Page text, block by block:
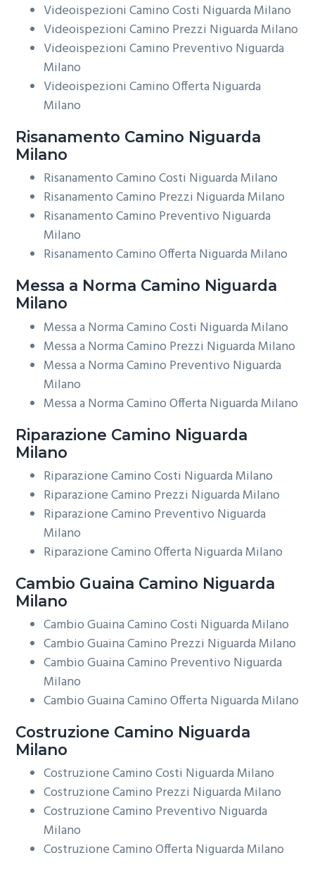
Videoispezioni Camino Costi Niguarda Milano
Videoispezioni Camino Prezzi Niguarda Milano
Videoispezioni Camino Preventivo Niguarda
Milano
Videoispezioni Camino Offerta Niguarda
Milano
Risanamento Camino Niguarda
Milano
Risanamento Camino Costi Niguarda Milano
Risanamento Camino Prezzi Niguarda Milano
Risanamento Camino Preventivo Niguarda
Milano
Risanamento Camino Offerta Niguarda Milano
Messa a Norma Camino Niguarda
Milano
Messa a Norma Camino Costi Niguarda Milano
Messa a Norma Camino Prezzi Niguarda Milano
Messa a Norma Camino Preventivo Niguarda
Milano
Messa a Norma Camino Offerta Niguarda Milano
Riparazione Camino Niguarda
Milano
Riparazione Camino Costi Niguarda Milano
Riparazione Camino Prezzi Niguarda Milano
Riparazione Camino Preventivo Niguarda
Milano
Riparazione Camino Offerta Niguarda Milano
Cambio Guaina Camino Niguarda
Milano
Cambio Guaina Camino Costi Niguarda Milano
Cambio Guaina Camino Prezzi Niguarda Milano
Cambio Guaina Camino Preventivo Niguarda
Milano
Cambio Guaina Camino Offerta Niguarda Milano
Costruzione Camino Niguarda
Milano
Costruzione Camino Costi Niguarda Milano
Costruzione Camino Prezzi Niguarda Milano
Costruzione Camino Preventivo Niguarda
Milano
Costruzione Camino Offerta Niguarda Milano